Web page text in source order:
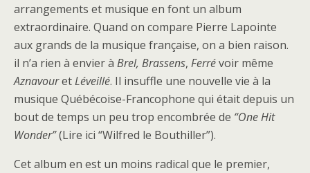
arrangements et musique en font un album
extraordinaire. Quand on compare Pierre Lapointe
aux grands de la musique française, on a bien raison.
il n’a rien à envier à Brel, Brassens, Ferrévoir même
AznavouretLéveillé. Il insuffle une nouvelle vie à la
musique Québécoise-Francophone qui était depuis un
bout de temps un peu trop encombrée de “One Hit
Wonder”(Lire ici “Wilfred le Bouthiller”).
Cet album en est un moins radical que le premier,